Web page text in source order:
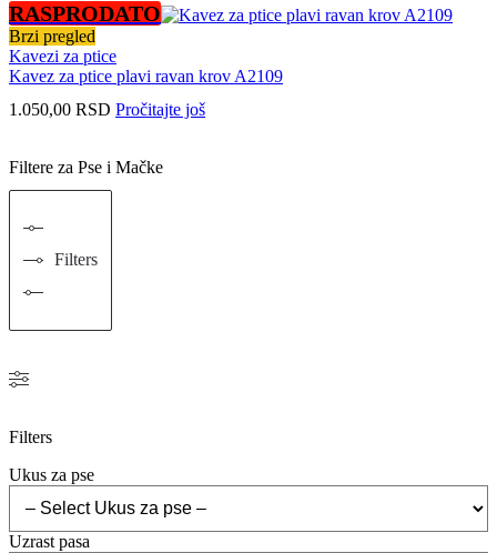
RASPRODATO
Brzi pregled
Kavezi za ptice
Kavez za ptice plavi ravan krov A2109
1.050,00 RSD Pročitajte još
Filtere za Pse i Mačke
Filters
Filters
Ukus za pse
Uzrast pasa